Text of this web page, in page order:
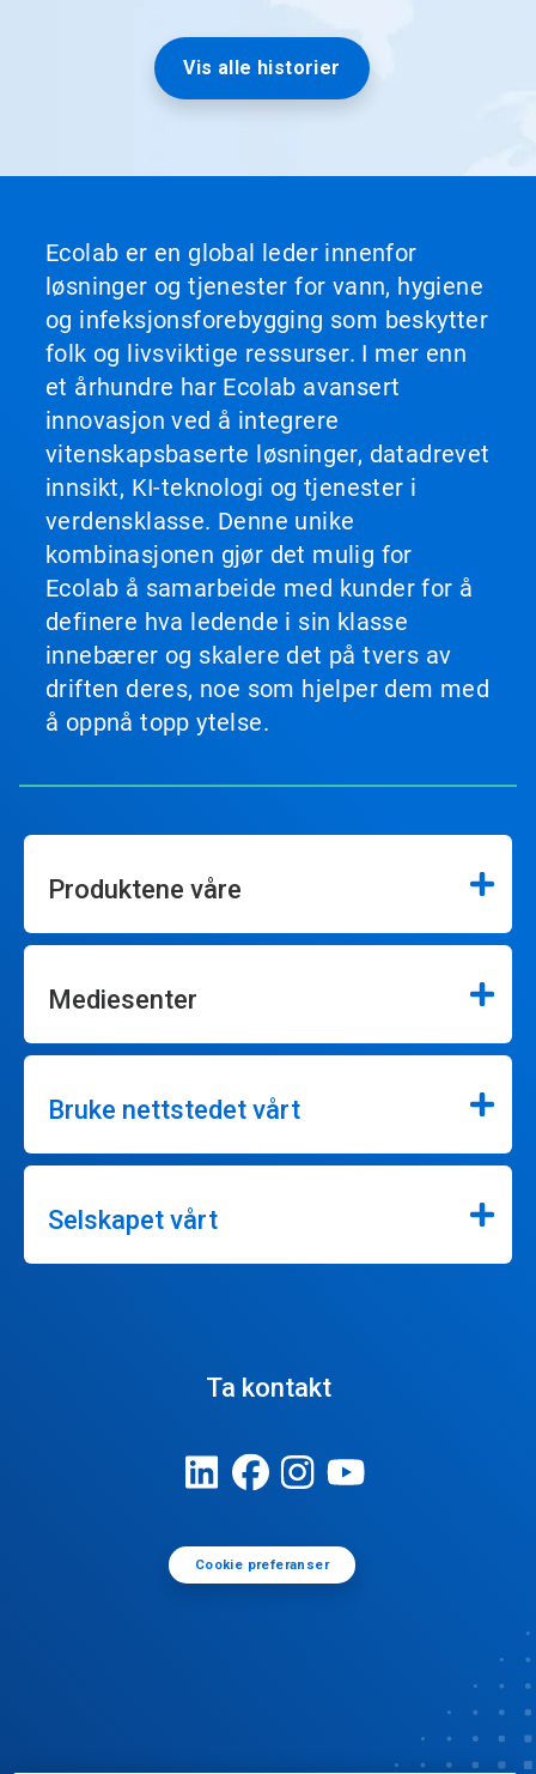
å
hopp
lysbilde
med
lysbildepunktene.
Vis alle historier
Ecolab er en global leder innenfor
løsninger og tjenester for vann, hygiene
og infeksjonsforebygging som beskytter
folk og livsviktige ressurser. I mer enn
et århundre har Ecolab avansert
innovasjon ved å integrere
vitenskapsbaserte løsninger, datadrevet
innsikt, KI-teknologi og tjenester i
verdensklasse. Denne unike
kombinasjonen gjør det mulig for
Ecolab å samarbeide med kunder for å
definere hva ledende i sin klasse
innebærer og skalere det på tvers av
driften deres, noe som hjelper dem med
å oppnå topp ytelse.
Produktene våre
Mediesenter
Bruke nettstedet vårt
Selskapet vårt
Ta kontakt
Cookie preferanser